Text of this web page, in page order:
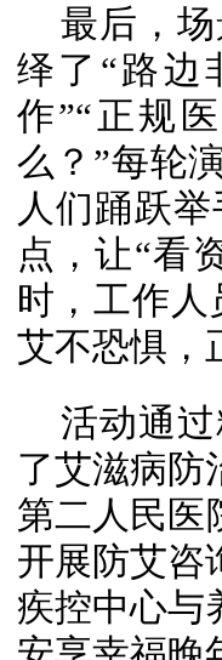
最后，
绎了“路边
作”“正规
么？”每轮
人们踊跃
点，让“看
时，工作
艾不恐惧，
活动通
了艾滋病防
第二人民医
开展防艾咨
疾控中心与